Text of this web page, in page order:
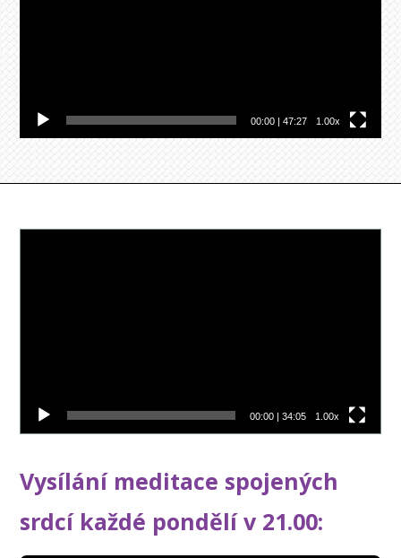
00:00| 47:27 1.00x
00:00| 34:05 1.00x
Vysílání meditace spojených
srdcí každé pondělí v 21.00: